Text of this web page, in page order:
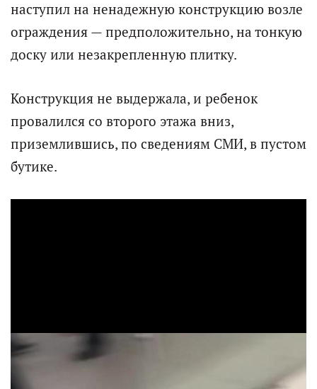
наступил на ненадежную конструкцию возле
ограждения — предположительно, на тонкую
доску или незакрепленную плитку.
Конструкция не выдержала, и ребенок
провалился со второго этажа вниз,
приземлившись, по сведениям СМИ, в пустом
бутике.